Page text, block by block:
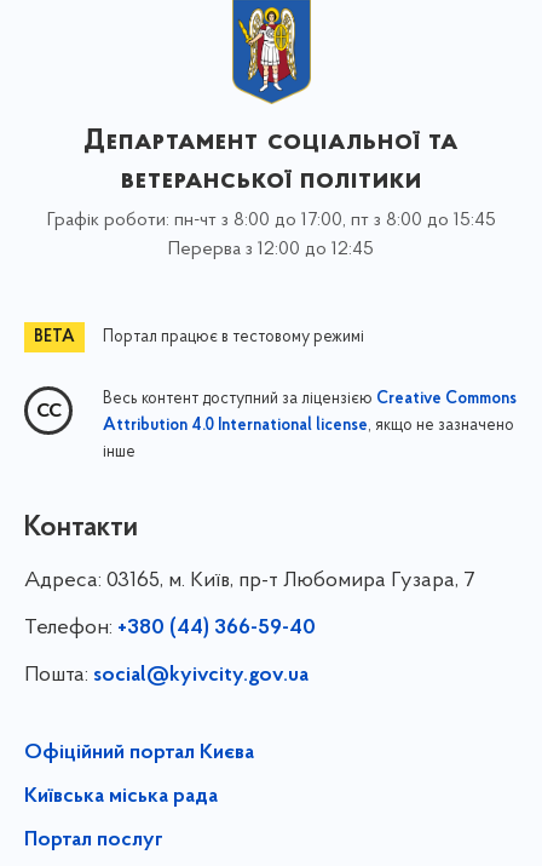
Департамент соціальної та
ветеранської політики
Графік роботи: пн-чт з 8:00 до 17:00, пт з 8:00 до 15:45
Перерва з 12:00 до 12:45
Портал працює в тестовому режимі
Весь контент доступний за ліцензією Creative Commons
Attribution 4.0 International license, якщо не зазначено
інше
Контакти
Адреса: 03165, м. Київ, пр-т Любомира Гузара, 7
Телефон: +380 (44) 366-59-40
Пошта: social@kyivcity.gov.ua
Офіційний портал Києва
Київська міська рада
Портал послуг